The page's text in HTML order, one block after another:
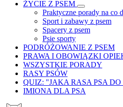
ŻYCIE Z PSEM
Praktyczne porady na co
Sport i zabawy z psem
Spacery z psem
Psie sporty
PODRÓŻOWANIE Z PSEM
PRAWA I OBOWIĄZKI
WSZYSTKIE PORADY
RASY PSÓW
QUIZ: "JAKA RASA PSA DO
IMIONA DLA PSA